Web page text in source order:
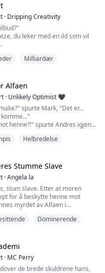
mens hendene hans
min til korsryggen, og trekker
hans.
· Dripping Creativity
du leker med en ild som vil
Han er en
riktige stedene. Han hadde likt
blitt klart da Millard hadde
Milliardær
Alfaen
· Unlikely Optimist 🖤
spurte Mark, "Det er...
henne?!" spurte Andres igjen,
for hvert minutt som gikk.
du det er indre blødninger?"
Alex, men så tilb...
Helbredelse
Stumme Slave
·Angela la
stum slave. Etter at moren
for å beskytte henne mot
myrdet av Alfaen i
mobbing i Svartelvflokken for
et puss.
hennes ha...
Dominerende
· MC Perry
de brede skuldrene hans,